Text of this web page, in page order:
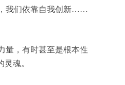
我们依靠自我创新……
量，有时甚至是根本性
魂。